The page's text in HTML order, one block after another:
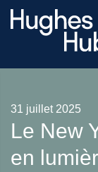
31 juillet 2025
Le New
en